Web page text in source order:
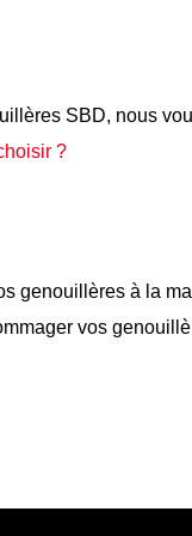
SBD, nous
?
genouillères à la
vos